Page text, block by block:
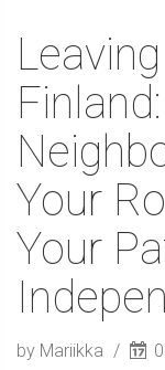
Your
Your
by Mariikka